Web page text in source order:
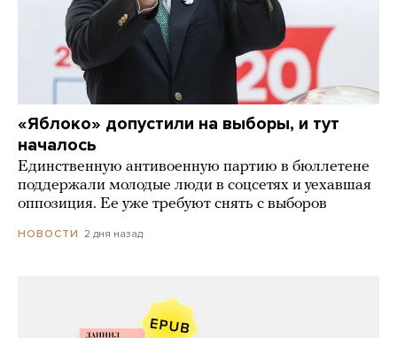
«Яблоко» допустили на выборы, и тут
началось
Единственную антивоенную партию в бюллетене
поддержали молодые люди в соцсетях и уехавшая
оппозиция. Ее уже требуют снять с выборов
НОВОСТИ 2 дня назад